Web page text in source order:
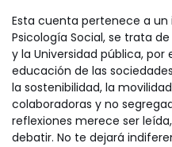
Esta cuenta pertenece a
Psicología Social, se trata
y la Universidad pública,
educación de las
la sostenibilidad, la
colaboradoras y no
reflexiones merece ser
debatir. No te dejará